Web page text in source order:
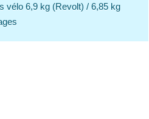
vélo 6,9 kg (Revolt) / 6,85 kg